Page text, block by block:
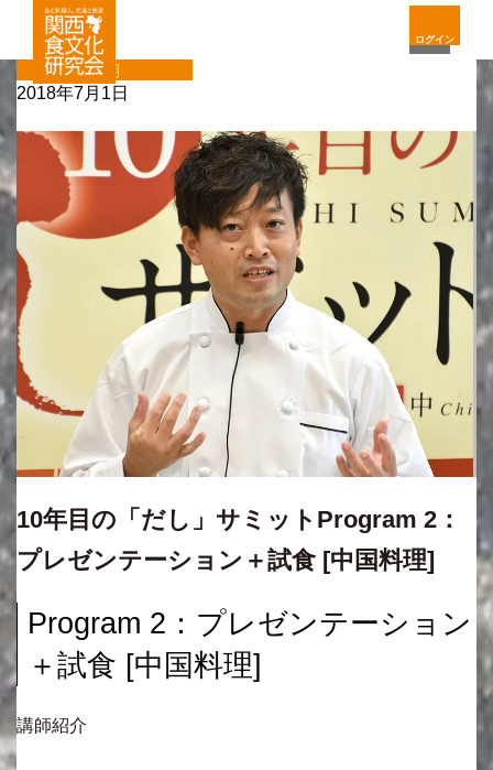
ログイン
定期
2018年7月1日
10年目の「だし」サミットProgram 2：
プレゼンテーション＋試食 [中国料理]
Program 2：プレゼンテーション
＋試食 [中国料理]
講師紹介